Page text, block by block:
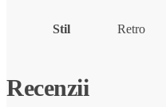
Stil Retro
Recenzii